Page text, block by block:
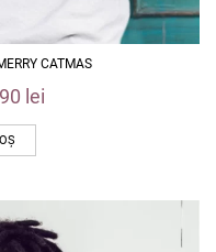
CATMAS
lei